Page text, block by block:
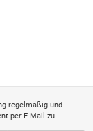
regelmäßig und
per E-Mail zu.